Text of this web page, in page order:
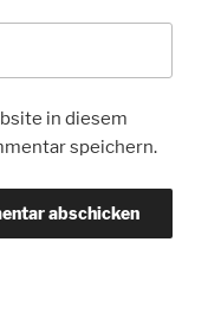
in diesem
speichern.